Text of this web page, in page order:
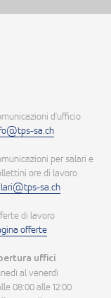
d'ufficio
sa.ch
per salari e
ore di lavoro
sa.ch
di lavoro
offerte
uffici
al venerdì
08:00 alle 12:00